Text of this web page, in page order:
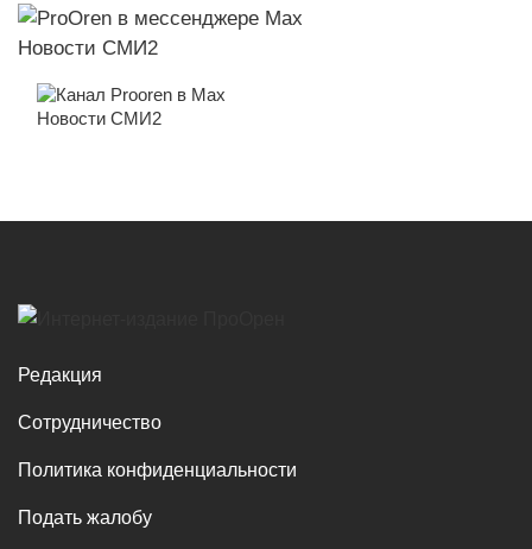
Новости СМИ2
Новости СМИ2
Редакция
Сотрудничество
Политика конфиденциальности
Подать жалобу